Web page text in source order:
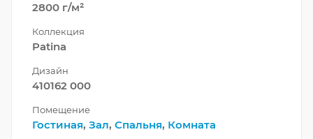
2800 г/м²
Коллекция
Patina
Дизайн
410162 000
Помещение
Гостиная, Зал, Спальня, Комната